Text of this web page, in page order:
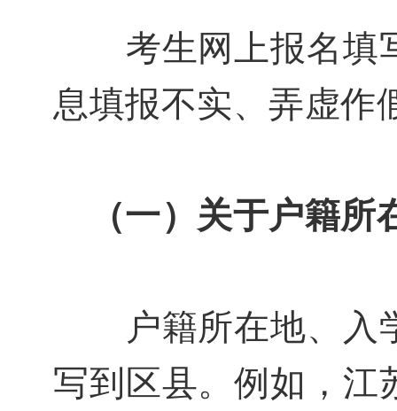
考生网上报名填
息填报不实、弄虚作
（一）关于户籍所
户籍所在地、入
写到区县。例如，江